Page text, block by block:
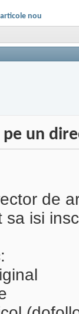
nou
un
de
isi